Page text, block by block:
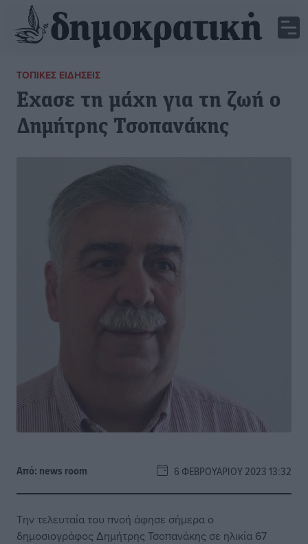
ΤΟΠΙΚΈΣ ΕΙΔΉΣΕΙΣ
Εχασε τη μάχη για τη ζωή ο
Δημήτρης Τσοπανάκης
Από: news room 6 ΦΕΒΡΟΥΑΡΊΟΥ 2023 13:32
Την τελευταία του πνοή άφησε σήμερα ο
δημοσιογράφος Δημήτρης Τσοπανάκης σε ηλικία 67